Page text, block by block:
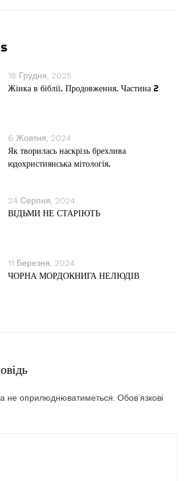
18 Грудня, 2025
Жінка в біблії. Продовження. Частина 2
6 Жовтня, 2024
Як творилась наскрізь брехлива
юдохристиянська мітологія.
24 Серпня, 2024
ВІДЬМИ НЕ СТАРІЮТЬ
11 Березня, 2024
ЧОРНА МОРДОКНИГА НЕЛЮДІВ
не оприлюднюватиметься. Обов’язкові